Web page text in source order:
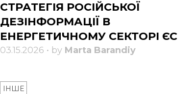
СТРАТЕГІЯ РОСІЙСЬКОЇ
ДЕЗІНФОРМАЦІЇ В
ЕНЕРГЕТИЧНОМУ СЕКТОРІ ЄС
03.15.2026 • by Marta Barandiy
ІНШЕ